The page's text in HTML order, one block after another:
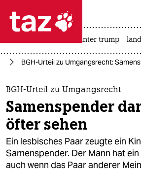
 taz zahl ich
taz zahl ich
themen
politik
öko
gesellschaft
usa unter trump
BGH-Urteil zu Umgangsrecht:
BGH-Urteil zu Umgangsrecht
Samenspender
öfter sehen
Ein lesbisches Paar zeugte ein
Samenspender. Der Mann hat
auch wenn das Paar anderer